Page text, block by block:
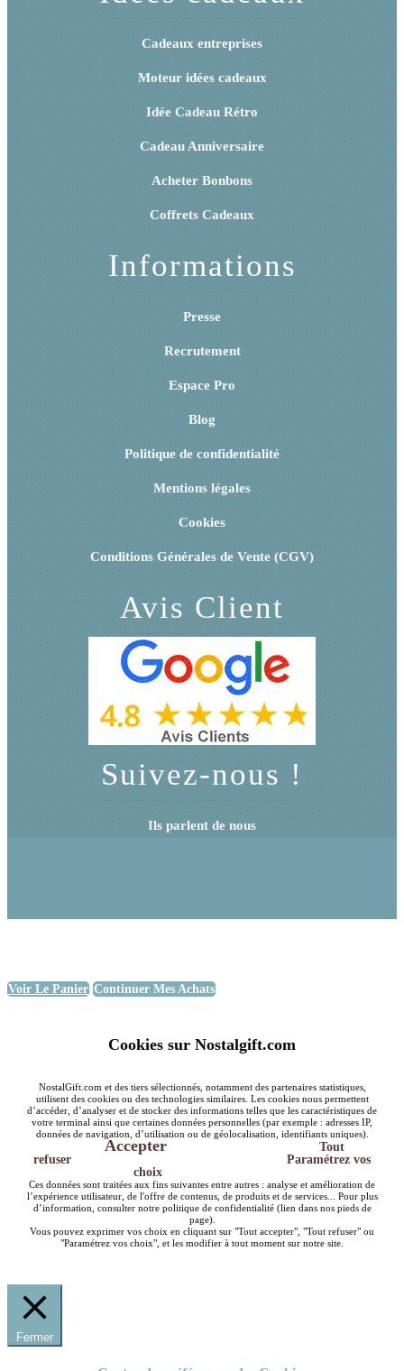
Cadeaux entreprises
Moteur idées cadeaux
Idée Cadeau Rétro
Cadeau Anniversaire
Acheter Bonbons
Coffrets Cadeaux
Informations
Presse
Recrutement
Espace Pro
Blog
Politique de confidentialité
Mentions légales
Cookies
Conditions Générales de Vente (CGV)
Avis Client
Suivez-nous !
Ils parlent de nous
Voir Le Panier Continuer Mes Achats
Cookies sur Nostalgift.com
NostalGift.com et des tiers sélectionnés, notamment des partenaires statistiques,
utilisent des cookies ou des technologies similaires. Les cookies nous permettent
d’accéder, d’analyser et de stocker des informations telles que les caractéristiques de
votre terminal ainsi que certaines données personnelles (par exemple : adresses IP,
données de navigation, d’utilisation ou de géolocalisation, identifiants uniques).
Accepter
Tout
refuser
Paramétrez vos
choix
Ces données sont traitées aux fins suivantes entre autres : analyse et amélioration de
l’expérience utilisateur, de l'offre de contenus, de produits et de services... Pour plus
d’information, consulter notre politique de confidentialité (lien dans nos pieds de
page).
Vous pouvez exprimer vos choix en cliquant sur "Tout accepter", "Tout refuser" ou
"Paramétrez vos choix", et les modifier à tout moment sur notre site.
Fermer